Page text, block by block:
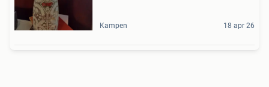
Kampen 18 apr 26